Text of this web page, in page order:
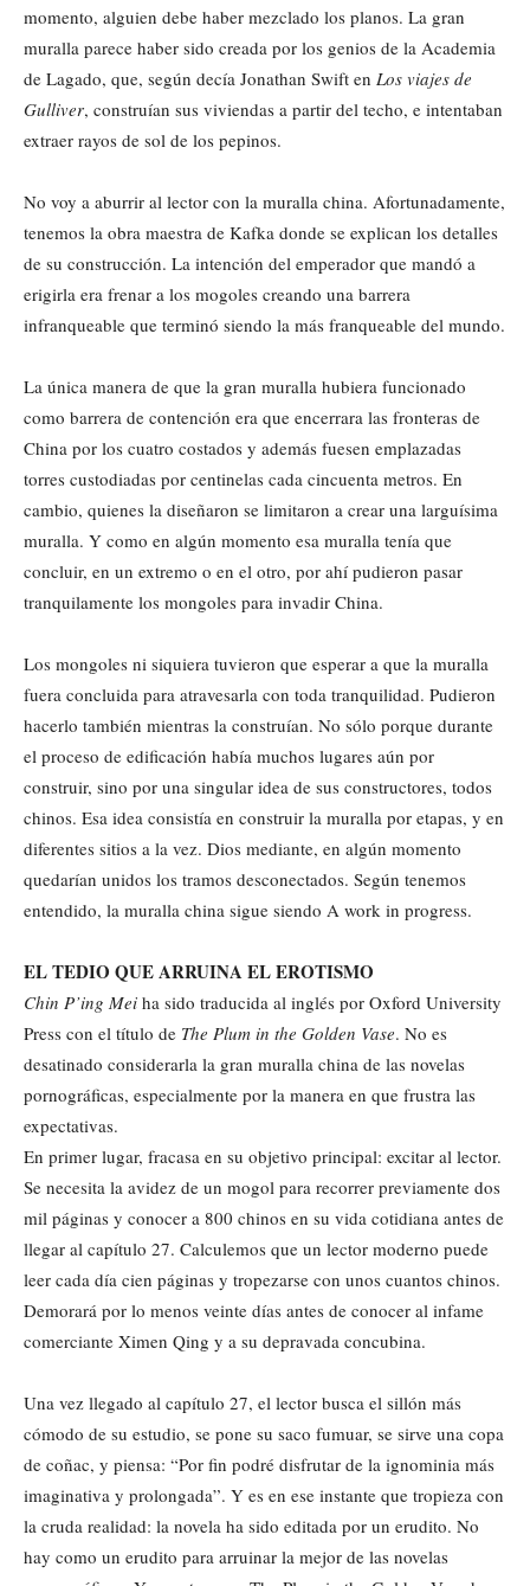
momento, alguien debe haber mezclado los planos. La gran
muralla parece haber sido creada por los genios de la Academia
de Lagado, que, según decía Jonathan Swift en Los viajes de
Gulliver, construían sus viviendas a partir del techo, e intentaban
extraer rayos de sol de los pepinos.
No voy a aburrir al lector con la muralla china. Afortunadamente,
tenemos la obra maestra de Kafka donde se explican los detalles
de su construcción. La intención del emperador que mandó a
erigirla era frenar a los mogoles creando una barrera
infranqueable que terminó siendo la más franqueable del mundo.
La única manera de que la gran muralla hubiera funcionado
como barrera de contención era que encerrara las fronteras de
China por los cuatro costados y además fuesen emplazadas
torres custodiadas por centinelas cada cincuenta metros. En
cambio, quienes la diseñaron se limitaron a crear una larguísima
muralla. Y como en algún momento esa muralla tenía que
concluir, en un extremo o en el otro, por ahí pudieron pasar
tranquilamente los mongoles para invadir China.
Los mongoles ni siquiera tuvieron que esperar a que la muralla
fuera concluida para atravesarla con toda tranquilidad. Pudieron
hacerlo también mientras la construían. No sólo porque durante
el proceso de edificación había muchos lugares aún por
construir, sino por una singular idea de sus constructores, todos
chinos. Esa idea consistía en construir la muralla por etapas, y en
diferentes sitios a la vez. Dios mediante, en algún momento
quedarían unidos los tramos desconectados. Según tenemos
entendido, la muralla china sigue siendo A work in progress.
EL TEDIO QUE ARRUINA EL EROTISMO
Chin P’ing Mei ha sido traducida al inglés por Oxford University
Press con el título de The Plum in the Golden Vase. No es
desatinado considerarla la gran muralla china de las novelas
pornográficas, especialmente por la manera en que frustra las
expectativas.
En primer lugar, fracasa en su objetivo principal: excitar al lector.
Se necesita la avidez de un mogol para recorrer previamente dos
mil páginas y conocer a 800 chinos en su vida cotidiana antes de
llegar al capítulo 27. Calculemos que un lector moderno puede
leer cada día cien páginas y tropezarse con unos cuantos chinos.
Demorará por lo menos veinte días antes de conocer al infame
comerciante Ximen Qing y a su depravada concubina.
Una vez llegado al capítulo 27, el lector busca el sillón más
cómodo de su estudio, se pone su saco fumuar, se sirve una copa
de coñac, y piensa: “Por fin podré disfrutar de la ignominia más
imaginativa y prolongada”. Y es en ese instante que tropieza con
la cruda realidad: la novela ha sido editada por un erudito. No
hay como un erudito para arruinar la mejor de las novelas